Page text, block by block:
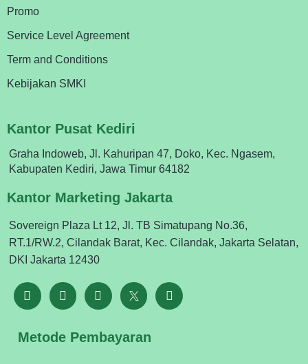
Promo
Service Level Agreement
Term and Conditions
Kebijakan SMKI
Kantor Pusat Kediri
Graha Indoweb, Jl. Kahuripan 47, Doko, Kec. Ngasem,
Kabupaten Kediri, Jawa Timur 64182
Kantor Marketing Jakarta
Sovereign Plaza Lt 12, Jl. TB Simatupang No.36,
RT.1/RW.2, Cilandak Barat, Kec. Cilandak, Jakarta Selatan,
DKI Jakarta 12430
Metode Pembayaran